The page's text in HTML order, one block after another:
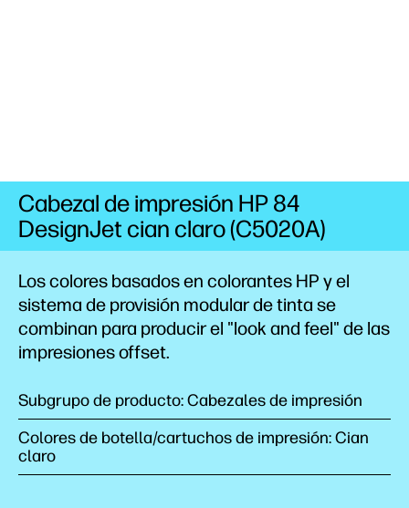
Los colores basados en colorantes HP y el
sistema de provisión modular de tinta se
combinan para producir el "look and feel" de las
impresiones offset.
Subgrupo de producto: Cabezales de impresión
Colores de botella/cartuchos de impresión: Cian
claro
Cabezal de impresión HP 84
DesignJet cian claro (C5020A)